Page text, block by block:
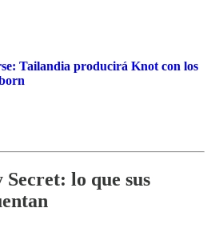
Tailandia producirá Knot con los
lo que sus